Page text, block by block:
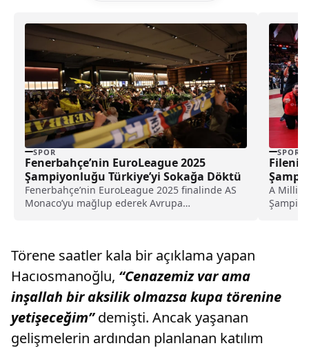
SPOR
Fenerbahçe’nin EuroLeague 2025
Şampiyonluğu Türkiye’yi Sokağa Döktü
Fenerbahçe’nin EuroLeague 2025 finalinde AS
Monaco’yu mağlup ederek Avrupa
SPOR
Filenin
A Milli
Törene saatler kala bir açıklama yapan
Hacıosmanoğlu, “Cenazemiz var ama
inşallah bir aksilik olmazsa kupa törenine
yetişeceğim” demişti. Ancak yaşanan
gelişmelerin ardından planlanan katılım